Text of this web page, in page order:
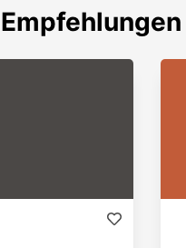
Empfehlungen